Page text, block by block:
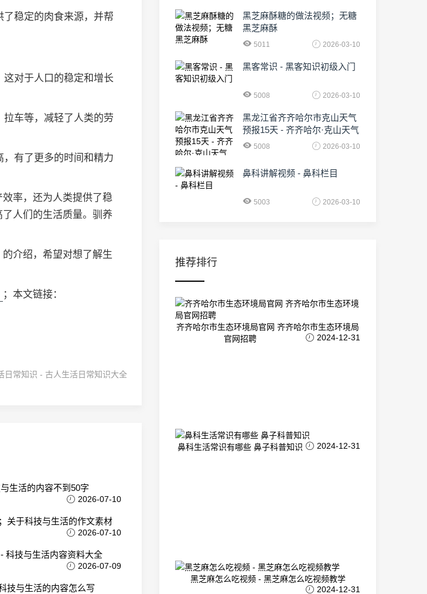
稳定的肉食来源，并帮
对于人口的稳定和增长
车等，减轻了人类的劳
有了更多的时间和精力
率，还为人类提供了稳
人们的生活质量。驯养
介绍，希望对想了解生
；本文链接：
日常知识 - 古人生活日常知识大全
生活的内容不到50字
2026-07-10
关于科技与生活的作文素材
2026-07-10
科技与生活内容资料大全
2026-07-09
技与生活的内容怎么写
黑芝麻酥糖的做法视频；无糖
黑芝麻酥
5011 2026-03-10
黑客常识 - 黑客知识初级入门
5008 2026-03-10
黑龙江省齐齐哈尔市克山天气
预报15天 - 齐齐哈尔·克山天气
5008 2026-03-10
鼻科讲解视频 - 鼻科栏目
5003 2026-03-10
推荐排行
齐齐哈尔市生态环境局官网 齐齐哈尔市生态环境局
官网招聘
2024-12-31
鼻科生活常识有哪些 鼻子科普知识 2024-12-31
黑芝麻怎么吃视频 - 黑芝麻怎么吃视频教学
2024-12-31